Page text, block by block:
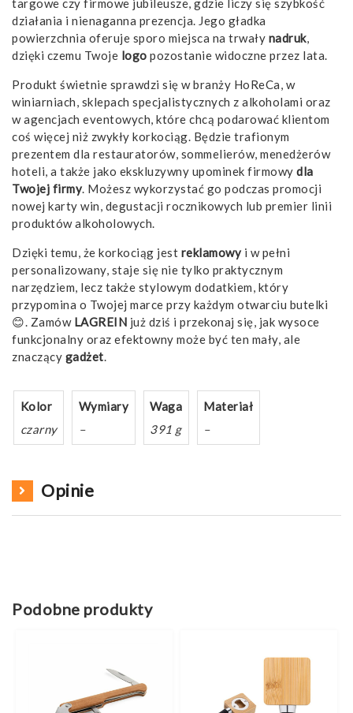
targowe czy firmowe jubileusze, gdzie liczy się szybkość
działania i nienaganna prezencja. Jego gładka
powierzchnia oferuje sporo miejsca na trwały nadruk,
dzięki czemu Twoje logo pozostanie widoczne przez lata.
Produkt świetnie sprawdzi się w branży HoReCa, w
winiarniach, sklepach specjalistycznych z alkoholami oraz
w agencjach eventowych, które chcą podarować klientom
coś więcej niż zwykły korkociąg. Będzie trafionym
prezentem dla restauratorów, sommelierów, menedżerów
hoteli, a także jako ekskluzywny upominek firmowy dla
Twojej firmy. Możesz wykorzystać go podczas promocji
nowej karty win, degustacji rocznikowych lub premier linii
produktów alkoholowych.
Dzięki temu, że korkociąg jest reklamowyi w pełni
personalizowany, staje się nie tylko praktycznym
narzędziem, lecz także stylowym dodatkiem, który
przypomina o Twojej marce przy każdym otwarciu butelki
😊. Zamów LAGREIN już dziś i przekonaj się, jak wysoce
funkcjonalny oraz efektowny może być ten mały, ale
znaczący gadżet.
Kolor
czarny
Wymiary
–
Waga
391 g
Materiał
–
Opinie
Podobne produkty